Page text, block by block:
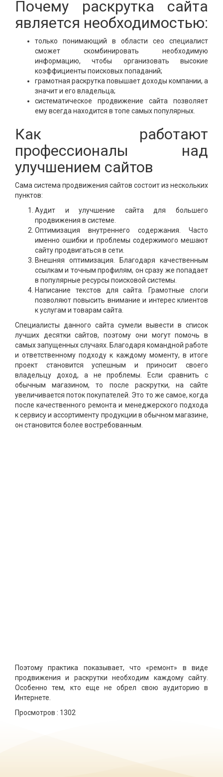
Почему раскрутка сайта
является необходимостью:
только понимающий в области сео специалист
сможет скомбинировать необходимую
информацию, чтобы организовать высокие
коэффициенты поисковых попаданий;
грамотная раскрутка повышает доходы компании, а
значит и его владельца;
систематическое продвижение сайта позволяет
ему всегда находится в топе самых популярных.
Как работают
профессионалы над
улучшением сайтов
Сама система продвижения сайтов состоит из нескольких
пунктов:
Аудит и улучшение сайта для большего
продвижения в системе.
Оптимизация внутреннего содержания. Часто
именно ошибки и проблемы содержимого мешают
сайту продвигаться в сети.
Внешняя оптимизация. Благодаря качественным
ссылкам и точным профилям, он сразу же попадает
в популярные ресурсы поисковой системы.
Написание текстов для сайта. Грамотные слоги
позволяют повысить внимание и интерес клиентов
к услугам и товарам сайта.
Специалисты данного сайта сумели вывести в список
лучших десятки сайтов, поэтому они могут помочь в
самых запущенных случаях. Благодаря командной работе
и ответственному подходу к каждому моменту, в итоге
проект становится успешным и приносит своего
владельцу доход, а не проблемы. Если сравнить с
обычным магазином, то после раскрутки, на сайте
увеличивается поток покупателей. Это то же самое, когда
после качественного ремонта и менеджерского подхода
к сервису и ассортименту продукции в обычном магазине,
он становится более востребованным.
Поэтому практика показывает, что «ремонт» в виде
продвижения и раскрутки необходим каждому сайту.
Особенно тем, кто еще не обрел свою аудиторию в
Интернете.
Просмотров : 1302